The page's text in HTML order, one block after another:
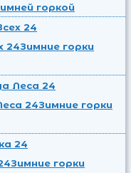
горкой
Зимние горки
Зимние горки
Зимние горки